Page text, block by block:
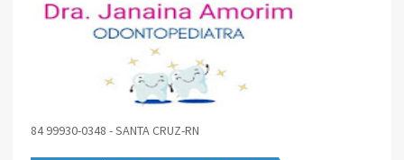
84 99930-0348 - SANTA CRUZ-RN